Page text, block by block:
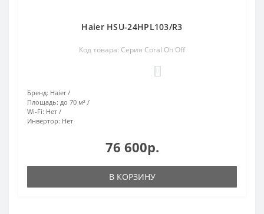
Haier HSU-24HPL103/R3
Код товара: Серия Coral On Off
Бренд: Haier
Площадь: до 70 м²
Wi-Fi: Нет
Инвертор: Нет
76 600р.
В КОРЗИНУ